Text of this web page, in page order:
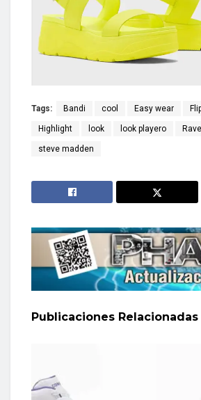
Tags: Bandi cool Easy wear
Highlight look look playero Rave
steve madden
Publicaciones Relacionadas